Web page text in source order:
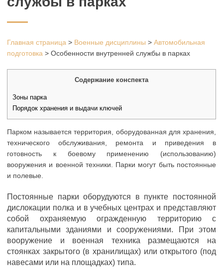
Главная страница > Военные дисциплины > Автомобильная
подготовка > Особенности внутренней службы в парках
Содержание конспекта
Зоны парка
Порядок хранения и выдачи ключей
Парком называется территория, оборудованная для хранения,
технического обслуживания, ремонта и приведения в
готовность к боевому применению (использованию)
вооружения и военной техники. Парки могут быть постоянные
и полевые.
Постоянные парки оборудуются в пункте постоянной
дислокации полка и в учебных центрах и представляют
собой охраняемую огражденную территорию с
капитальными зданиями и сооружениями. При этом
вооружение и военная техника размещаются на
стоянках закрытого (в хранилищах) или открытого (под
навесами или на площадках) типа.